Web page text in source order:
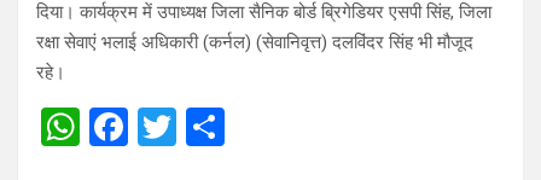
दिया। कार्यक्रम में उपाध्यक्ष जिला सैनिक बोर्ड ब्रिगेडियर एसपी सिंह, जिला
रक्षा सेवाएं भलाई अधिकारी (कर्नल) (सेवानिवृत्त) दलविंदर सिंह भी मौजूद
रहे।
W F
T